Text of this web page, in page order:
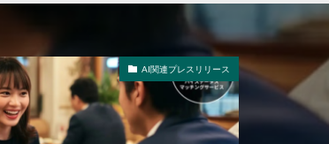
AI関連プレスリリース